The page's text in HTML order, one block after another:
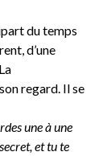
du temps
d’une
regard. Il se
une à une
et tu te